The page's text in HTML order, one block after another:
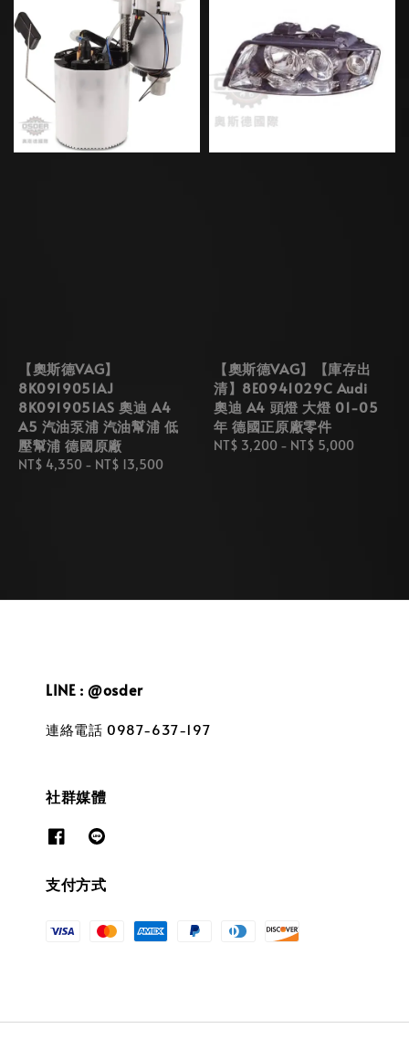
【奧斯德VAG】
8K0919051AJ
8K0919051AS 奧迪 A4
A5 汽油泵浦 汽油幫浦 低
壓幫浦 德國原廠
Regular
NT$ 4,350 - NT$ 13,500
【奧斯德VAG】【庫存出
清】8E0941029C Audi
奧迪 A4 頭燈 大燈 01-05
年 德國正原廠零件
Regular
NT$ 3,200 - NT$ 5,000
LINE : @osder
連絡電話 0987-637-197
社群媒體
支付方式